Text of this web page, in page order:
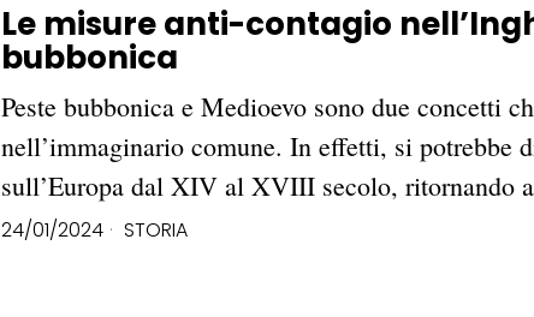
Le misure anti-contagio
bubbonica
Peste bubbonica e Medioevo sono due concetti
nell’immaginario comune. In effetti, si potrebbe
sull’Europa dal XIV al XVIII secolo, ritornando
24/01/2024 STORIA